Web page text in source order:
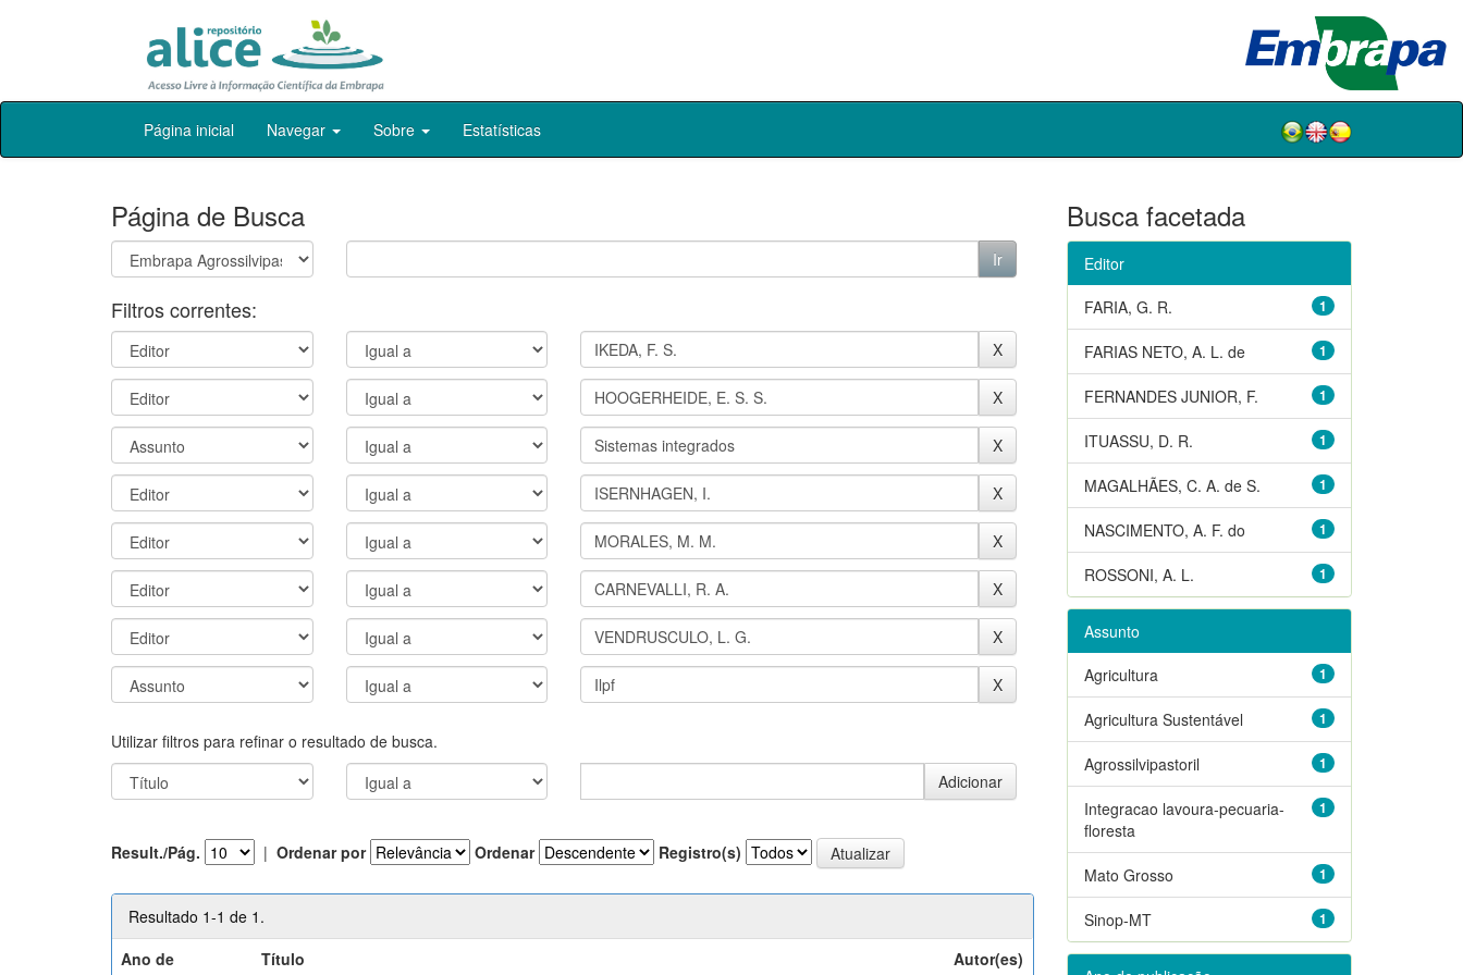
Skip
Página inicial Navegar Sobre Estatísticas
Página de Busca
Filtros correntes:
Utilizar filtros para refinar o resultado de busca.
Result./Pág. | Ordenar por Ordenar Registro(s)
Resultado 1-1 de 1.
Ano de
Título Autor(es)
Busca facetada
Editor
1
FARIA, G. R.
1
FARIAS NETO, A. L. de
1
FERNANDES JUNIOR, F.
1
ITUASSU, D. R.
1
MAGALHÃES, C. A. de S.
1
NASCIMENTO, A. F. do
1
ROSSONI, A. L.
Assunto
1
Agricultura
1
Agricultura Sustentável
1
Agrossilvipastoril
1
Integracao lavoura-pecuaria-
floresta
1
Mato Grosso
1
Sinop-MT